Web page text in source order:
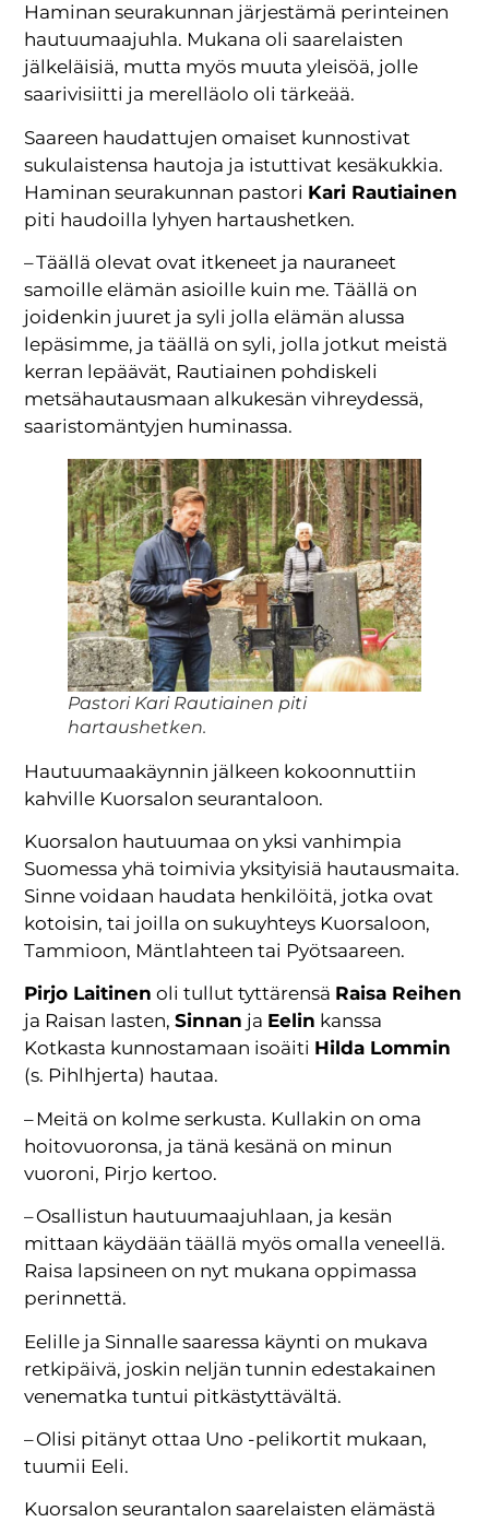
Haminan seurakunnan järjestämä perinteinen
hautuumaajuhla. Mukana oli saarelaisten
jälkeläisiä, mutta myös muuta yleisöä, jolle
saarivisiitti ja merelläolo oli tärkeää.
Saareen haudattujen omaiset kunnostivat
sukulaistensa hautoja ja istuttivat kesäkukkia.
Haminan seurakunnan pastori Kari Rautiainen
piti haudoilla lyhyen hartaushetken.
– Täällä olevat ovat itkeneet ja nauraneet
samoille elämän asioille kuin me. Täällä on
joidenkin juuret ja syli jolla elämän alussa
lepäsimme, ja täällä on syli, jolla jotkut meistä
kerran lepäävät, Rautiainen pohdiskeli
metsähautausmaan alkukesän vihreydessä,
saaristomäntyjen huminassa.
Pastori Kari Rautiainen piti
hartaushetken.
Hautuumaakäynnin jälkeen kokoonnuttiin
kahville Kuorsalon seurantaloon.
Kuorsalon hautuumaa on yksi vanhimpia
Suomessa yhä toimivia yksityisiä hautausmaita.
Sinne voidaan haudata henkilöitä, jotka ovat
kotoisin, tai joilla on sukuyhteys Kuorsaloon,
Tammioon, Mäntlahteen tai Pyötsaareen.
Pirjo Laitinen oli tullut tyttärensä Raisa Reihen
ja Raisan lasten,Sinnan ja Eelin kanssa
Kotkasta kunnostamaan isoäiti Hilda Lommin
(s. Pihlhjerta) hautaa.
– Meitä on kolme serkusta. Kullakin on oma
hoitovuoronsa, ja tänä kesänä on minun
vuoroni, Pirjo kertoo.
– Osallistun hautuumaajuhlaan, ja kesän
mittaan käydään täällä myös omalla veneellä.
Raisa lapsineen on nyt mukana oppimassa
perinnettä.
Eelille ja Sinnalle saaressa käynti on mukava
retkipäivä, joskin neljän tunnin edestakainen
venematka tuntui pitkästyttävältä.
– Olisi pitänyt ottaa Uno -pelikortit mukaan,
tuumii Eeli.
Kuorsalon seurantalon saarelaisten elämästä